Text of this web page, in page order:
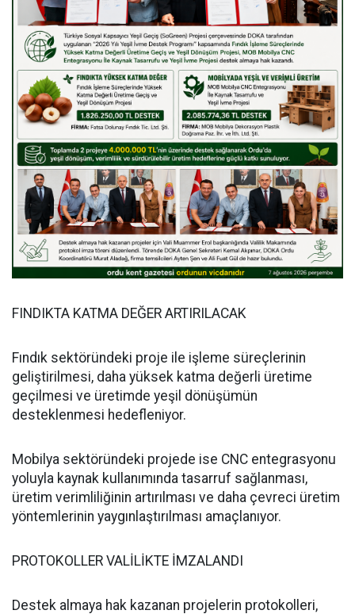
FINDIKTA KATMA DEĞER ARTIRILACAK
Fındık sektöründeki proje ile işleme süreçlerinin
geliştirilmesi, daha yüksek katma değerli üretime
geçilmesi ve üretimde yeşil dönüşümün
desteklenmesi hedefleniyor.
Mobilya sektöründeki projede ise CNC entegrasyonu
yoluyla kaynak kullanımında tasarruf sağlanması,
üretim verimliliğinin artırılması ve daha çevreci üretim
yöntemlerinin yaygınlaştırılması amaçlanıyor.
PROTOKOLLER VALİLİKTE İMZALANDI
Destek almaya hak kazanan projelerin protokolleri,